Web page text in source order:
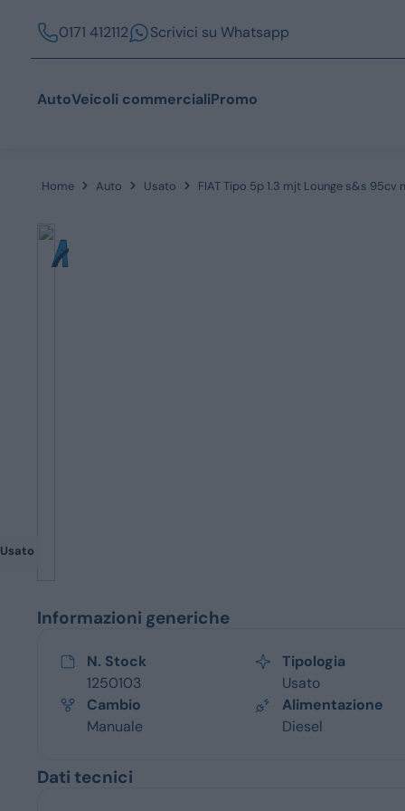
0171 412112 Scrivici su Whatsapp
AutoVeicoli commercialiPromo
Home Auto Usato FIAT Tipo 5p 1.3 mjt Lounge s&s 95cv
Usato
Informazioni generiche
N. Stock
1250103
Tipologia
Usato
Cambio
Manuale
Alimentazione
Diesel
Dati tecnici